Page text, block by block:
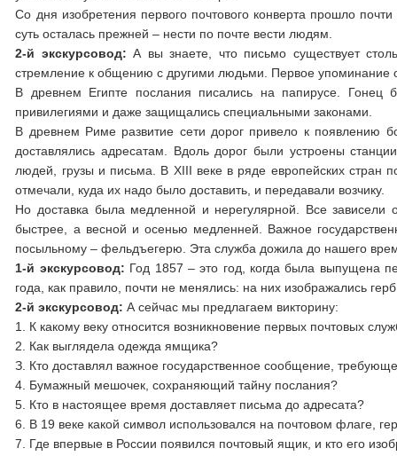
Со дня изобретения первого почтового конверта прошло
суть осталась прежней – нести по почте вести людям.
2-й экскурсовод:А вы знаете, что письмо существует
стремление к общению с другими людьми. Первое упоминание
В древнем Египте послания писались на папирусе. Гонец
привилегиями и даже защищались специальными законами.
В древнем Риме развитие сети дорог привело к появлению
доставлялись адресатам. Вдоль дорог были устроены
людей, грузы и письма. В ХΙΙΙ веке в ряде европейских
отмечали, куда их надо было доставить, и передавали возчику.
Но доставка была медленной и нерегулярной. Все зависели
быстрее, а весной и осенью медленней. Важное
посыльному – фельдъегерю. Эта служба дожила до нашего
1-й экскурсовод: Год 1857 – это год, когда была выпущена
года, как правило, почти не менялись: на них изображались
2-й экскурсовод:А сейчас мы предлагаем викторину:
1. К какому веку относится возникновение первых почтовых
2. Как выглядела одежда ямщика?
З. Кто доставлял важное государственное сообщение,
4. Бумажный мешочек, сохраняющий тайну послания?
5. Кто в настоящее время доставляет письма до адресата?
6. В 19 веке какой символ использовался на почтовом флаге,
7. Где впервые в России появился почтовый ящик, и кто его